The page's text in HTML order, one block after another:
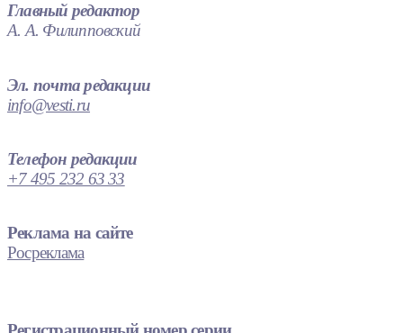
Главный редактор
А. А. Филипповский
Эл. почта редакции
info@vesti.ru
Телефон редакции
+7 495 232 63 33
Реклама на сайте
Росреклама